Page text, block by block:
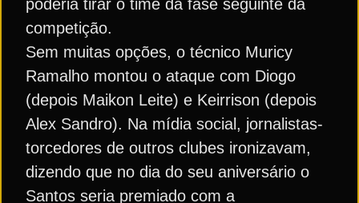
poderia tirar o time da fase seguinte da
competição.
Sem muitas opções, o técnico Muricy
Ramalho montou o ataque com Diogo
(depois Maikon Leite) e Keirrison (depois
Alex Sandro). Na mídia social, jornalistas-
torcedores de outros clubes ironizavam,
dizendo que no dia do seu aniversário o
Santos seria premiado com a